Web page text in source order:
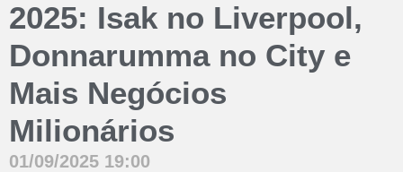
2025: Isak no Liverpool,
Donnarumma no City e
Mais Negócios
Milionários
01/09/2025 19:00